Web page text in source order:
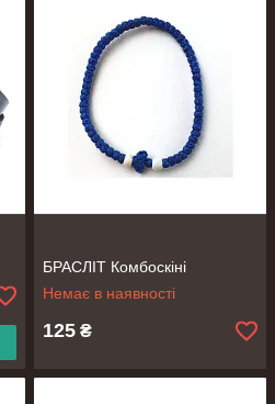
БРАСЛІТ Комбоскіні
Немає в наявності
125 ₴